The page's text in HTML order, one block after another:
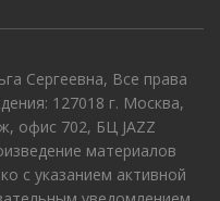
Сергеевна, Все права
127018 г. Москва,
офис 702, БЦ JAZZ
материалов
с указанием активной